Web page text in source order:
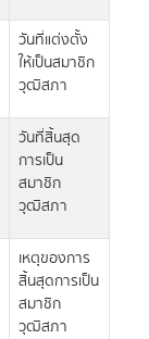
วันที่แต่งตั้ง
ให้เป็นสมาชิก
วุฒิสภา
วันที่สิ้นสุด
การเป็น
สมาชิก
วุฒิสภา
เหตุของการ
สิ้นสุดการเป็น
สมาชิก
วุฒิสภา